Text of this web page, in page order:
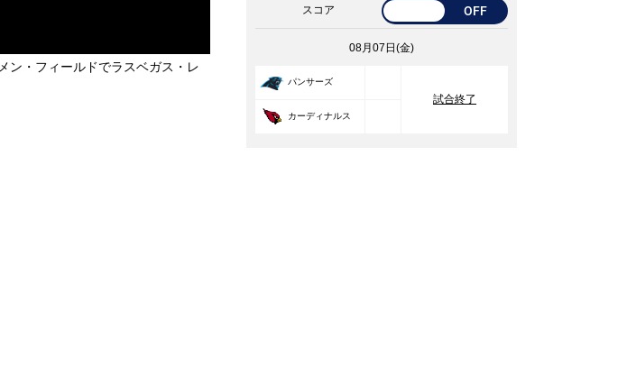
ン・フィールドでラスベガス・レ
スコア OFF
08月07日(金)
パンサーズ
試合終了
カーディナルス